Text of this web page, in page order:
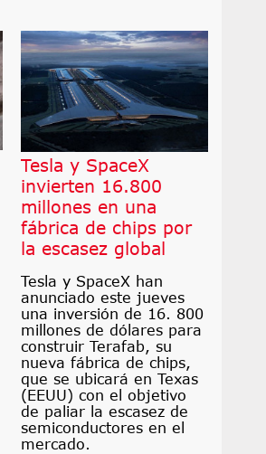
Tesla y SpaceX
invierten 16.800
millones en una
fábrica de chips por
la escasez global
Tesla y SpaceX han
anunciado este jueves
una inversión de 16. 800
millones de dólares para
construir Terafab, su
nueva fábrica de chips,
que se ubicará en Texas
(EEUU) con el objetivo
de paliar la escasez de
semiconductores en el
mercado.